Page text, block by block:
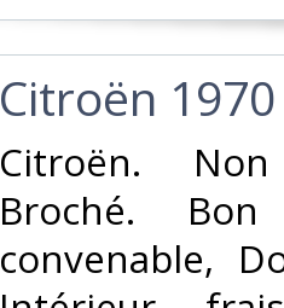
‎Citroën
‎Citroën.
Broché.
convenable,